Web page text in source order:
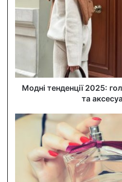
m
a
d
Модні тенденції 2025:
та